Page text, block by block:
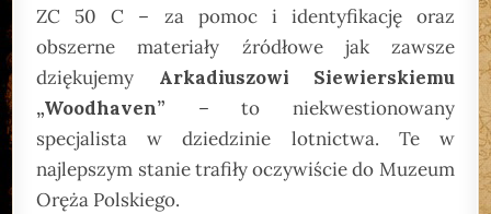
ZC 50 C – za pomoc i identyfikację oraz
obszerne materiały źródłowe jak zawsze
dziękujemy Arkadiuszowi Siewierskiemu
„Woodhaven” – to niekwestionowany
specjalista w dziedzinie lotnictwa. Te w
najlepszym stanie trafiły oczywiście do Muzeum
Oręża Polskiego.